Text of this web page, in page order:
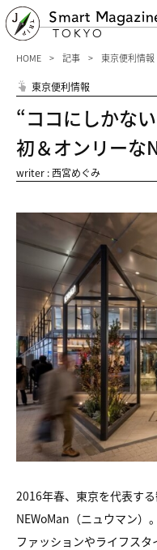
Smart
TOKYO
HOME 記事 東京便利情報
東京便利情報
“ココにしかな
初＆オンリーな
writer : 西宮めぐみ
2016年春、東京を代表す
NEWoMan（ニュウマン）
ファッションやライフス